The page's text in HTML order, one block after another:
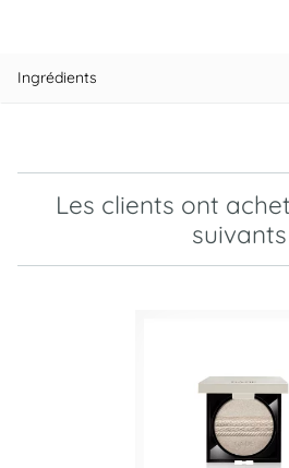
Ingrédients
Les clients ont
suivants